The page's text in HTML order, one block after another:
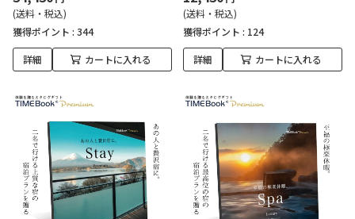
(送料・税込)
獲得ポイント : 344
詳細 カートに入れる
(送料・税込)
獲得ポイント : 124
詳細 カートに入れる